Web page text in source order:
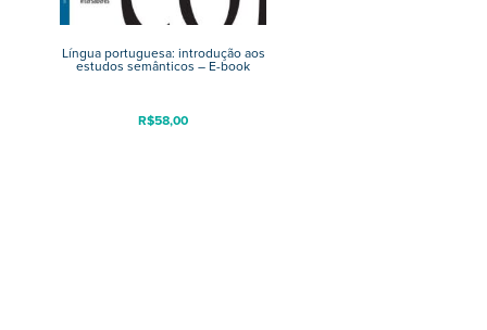
Língua portuguesa: introdução aos
estudos semânticos – E-book
R$58,00